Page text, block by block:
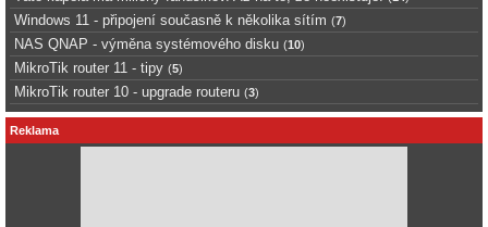
Windows 11 - připojení současně k několika sítím (7)
NAS QNAP - výměna systémového disku (10)
MikroTik router 11 - tipy (5)
MikroTik router 10 - upgrade routeru (3)
Reklama